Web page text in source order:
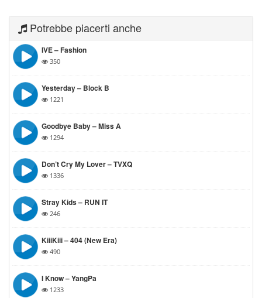
Potrebbe piacerti anche
IVE – Fashion
350
Yesterday – Block B
1221
Goodbye Baby – Miss A
1294
Don’t Cry My Lover – TVXQ
1336
Stray Kids – RUN IT
246
KiiiKiii – 404 (New Era)
490
I Know – YangPa
1233